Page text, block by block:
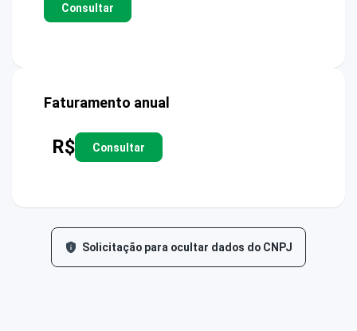
Consultar
Faturamento anual
R$ Consultar
Solicitação para ocultar dados do CNPJ